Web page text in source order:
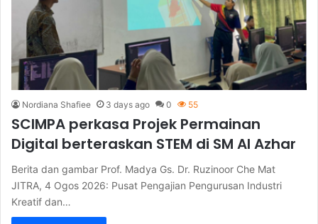
Nordiana Shafiee 3 days ago 0 55
SCIMPA perkasa Projek Permainan
Digital berteraskan STEM di SM Al Azhar
Berita dan gambar Prof. Madya Gs. Dr. Ruzinoor Che Mat
JITRA, 4 Ogos 2026: Pusat Pengajian Pengurusan Industri
Kreatif dan…